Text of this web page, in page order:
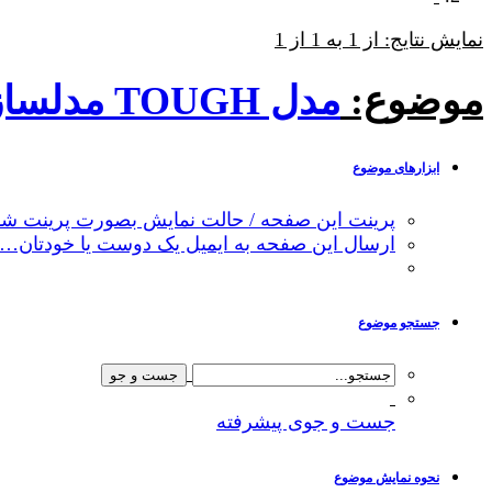
نمایش نتایج: از 1 به 1 از 1
موضوع: مدل TOUGH مدلسازی گرما و آب در محیطهای زیرزمینی دارای شکستگی
ابزارهای موضوع
پرینت این صفحه / حالت نمایش بصورت پرینت
ارسال این صفحه به ایمیل یک دوست یا خودتان…
جستجو موضوع
جست و جوی پیشرفته
نحوه نمایش موضوع